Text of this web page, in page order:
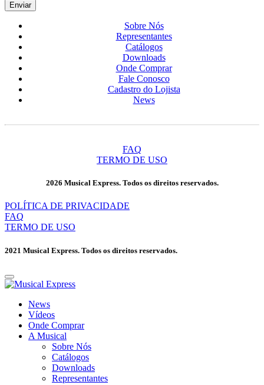
Enviar
Sobre Nós
Representantes
Catálogos
Downloads
Onde Comprar
Fale Conosco
Cadastro do Lojista
News
FAQ
TERMO DE USO
2026 Musical Express. Todos os direitos reservados.
POLÍTICA DE PRIVACIDADE
FAQ
TERMO DE USO
2021 Musical Express. Todos os direitos reservados.
News
Vídeos
Onde Comprar
A Musical
Sobre Nós
Catálogos
Downloads
Representantes